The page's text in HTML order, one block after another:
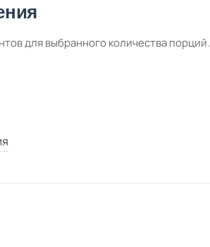
для выбранного количества порций.